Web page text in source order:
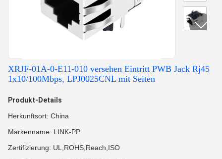
XRJF-01A-0-E11-010 versehen Eintritt PWB Jack Rj45
1x10/100Mbps, LPJ0025CNL mit Seiten
Produkt-Details
Herkunftsort: China
Markenname: LINK-PP
Zertifizierung: UL,ROHS,Reach,ISO